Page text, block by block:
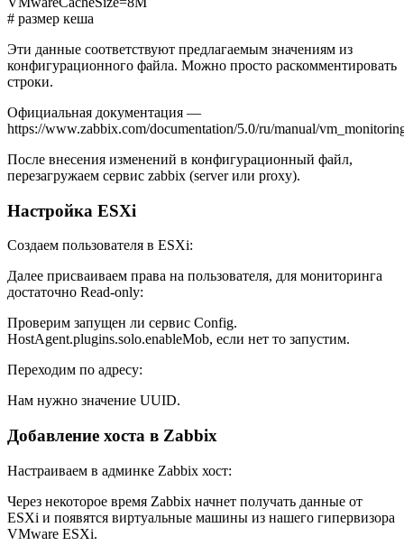
# размер кеша
Эти данные соответствуют предлагаемым значениям из
конфигурационного файла. Можно просто раскомментировать
строки.
Официальная документация —
https://www.zabbix.com/documentation/5.0/ru/manual/
После внесения изменений в конфигурационный файл,
перезагружаем сервис zabbix (server или proxy).
Настройка ESXi
Создаем пользователя в ESXi:
Далее присваиваем права на пользователя, для мониторинга
достаточно Read-only:
Проверим запущен ли сервис Config.
HostAgent.plugins.solo.enableMob, если нет то запустим.
Переходим по адресу:
Нам нужно значение UUID.
Добавление хоста в Zabbix
Настраиваем в админке Zabbix хост:
Через некоторое время Zabbix начнет получать данные от
ESXi и появятся виртуальные машины из нашего гипервизора
VMware ESXi.